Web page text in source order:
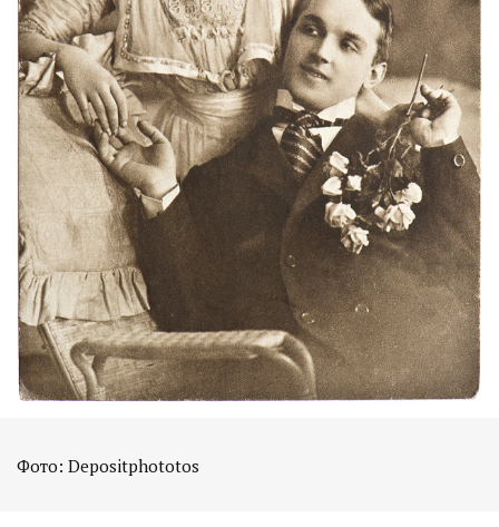
Фото: Depositphototos